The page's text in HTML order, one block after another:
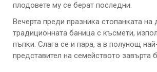
плодовете му се берат последни.
Вечерта преди празника стопанката на
традиционната баница с късмети,
пъпки. Слага се и пара, а в полунощ
представител на семейството завърта